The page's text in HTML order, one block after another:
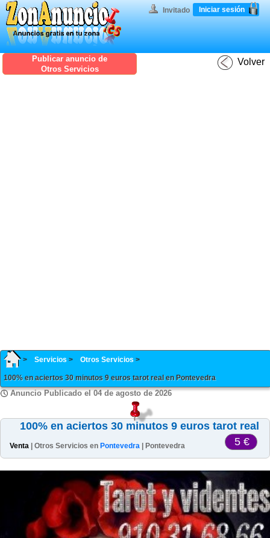
Invitado Iniciar sesión
Publicar anuncio de
Otros Servicios
Volver
Servicios Otros Servicios
100% en aciertos 30 minutos 9 euros tarot real en Pontevedra
Anuncio Publicado el 04 de agosto de 2026
100% en aciertos 30 minutos 9 euros tarot real
Venta | Otros Servicios en Pontevedra | Pontevedra 5 €